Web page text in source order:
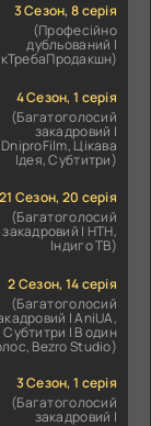
3 Сезон, 8 серія
(Професійно
дубльований |
4 Сезон, 1 серія
(Багатоголосий
закадровий |
DniproFilm, Цікава
Ідея, Субтитри)
21 Сезон, 20 серія
(Багатоголосий
закадровий | НТН,
Індиго ТВ)
2 Сезон, 14 серія
(Багатоголосий
| AniUA,
Субтитри | В один
Bezro Studio)
3 Сезон, 1 серія
(Багатоголосий
закадровий |